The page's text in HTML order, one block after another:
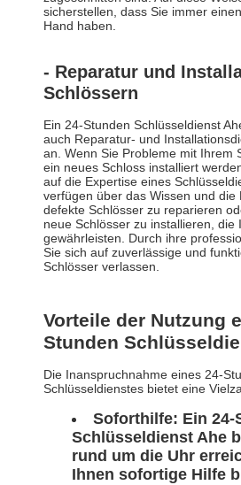
sicherstellen, dass Sie immer
Hand haben.
- Reparatur und
Schlössern
Ein 24-Stunden Schlüsseldienst
auch Reparatur- und
an. Wenn Sie Probleme mit Ihrem
ein neues Schloss installiert
auf die Expertise eines
verfügen über das Wissen und die
defekte Schlösser zu reparieren
neue Schlösser zu installieren, die
gewährleisten. Durch ihre
Sie sich auf zuverlässige und
Schlösser verlassen.
Vorteile der Nutzung
Stunden
Die Inanspruchnahme eines 24-
Schlüsseldienstes bietet eine
Soforthilfe: Ein 24-
Schlüsseldienst Ahe
rund um die Uhr
Ihnen sofortige Hilfe